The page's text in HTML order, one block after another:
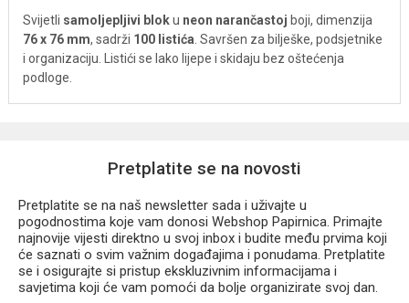
Svijetli samoljepljivi bloku neon narančastoj boji, dimenzija
76 x 76 mm, sadrži 100 listića. Savršen za bilješke, podsjetnike
i organizaciju. Listići se lako lijepe i skidaju bez oštećenja
podloge.
Pretplatite se na novosti
Pretplatite se na naš newsletter sada i uživajte u
pogodnostima koje vam donosi Webshop Papirnica. Primajte
najnovije vijesti direktno u svoj inbox i budite među prvima koji
će saznati o svim važnim događajima i ponudama. Pretplatite
se i osigurajte si pristup ekskluzivnim informacijama i
savjetima koji će vam pomoći da bolje organizirate svoj dan.